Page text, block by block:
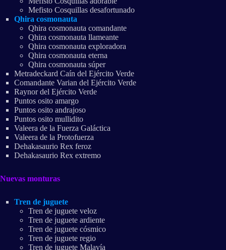
Mefisto Cosquillas desafortunado
Qhira cosmonauta
Qhira cosmonauta comandante
Qhira cosmonauta llameante
Qhira cosmonauta exploradora
Qhira cosmonauta eterna
Qhira cosmonauta súper
Metradeckard Caín del Ejército Verde
Comandante Varian del Ejército Verde
Raynor del Ejército Verde
Puntos osito amargo
Puntos osito andrajoso
Puntos osito mullidito
Valeera de la Fuerza Galáctica
Valeera de la Protofuerza
Dehakasaurio Rex feroz
Dehakasaurio Rex extremo
Nuevas monturas
Tren de juguete
Tren de juguete veloz
Tren de juguete ardiente
Tren de juguete cósmico
Tren de juguete regio
Tren de juguete Malavía